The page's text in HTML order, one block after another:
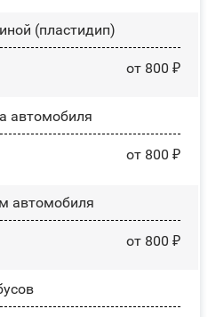
(пластидип)
от 800 ₽
автомобиля
от 800 ₽
автомобиля
от 800 ₽